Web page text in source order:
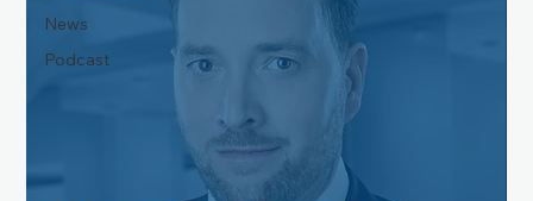
News
Podcast